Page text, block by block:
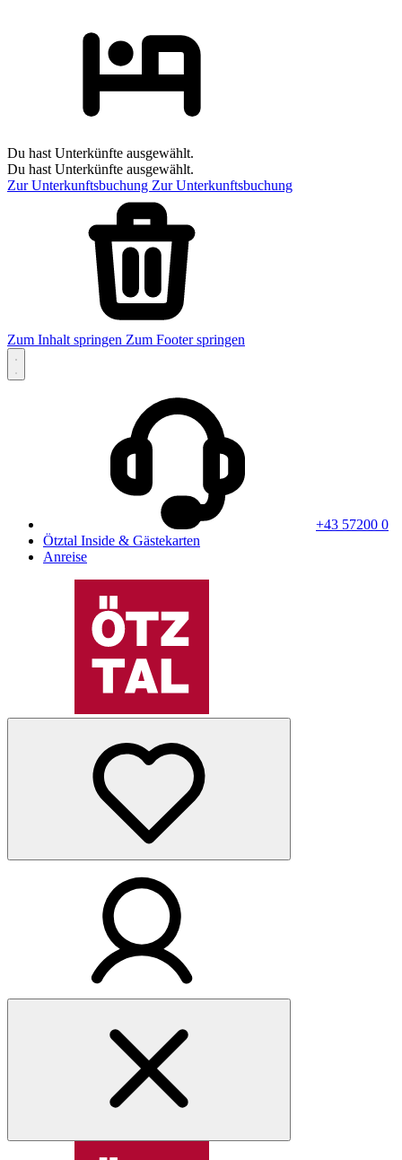
Du hast Unterkünfte ausgewählt.
Du hast Unterkünfte ausgewählt.
Zur Unterkunftsbuchung Zur Unterkunftsbuchung
Zum Inhalt springen Zum Footer springen
+43 57200 0
Ötztal Inside & Gästekarten
Anreise